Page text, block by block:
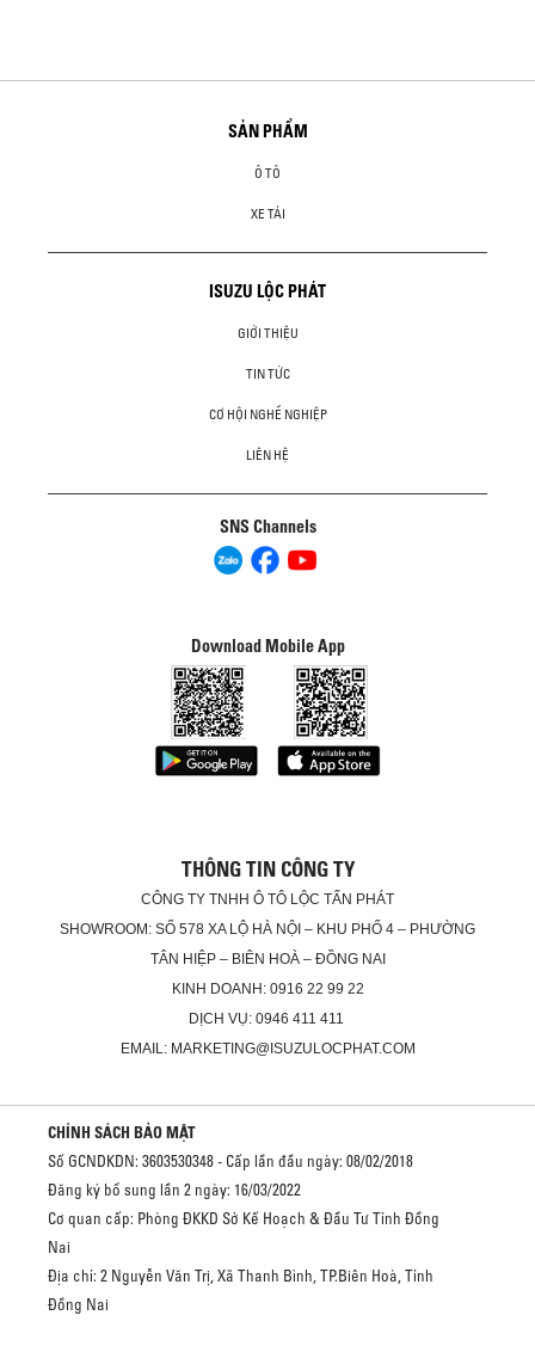
SẢN PHẨM
Ô TÔ
XE TẢI
ISUZU LỘC PHÁT
GIỚI THIỆU
TIN TỨC
CƠ HỘI NGHỀ NGHIỆP
LIÊN HỆ
SNS Channels
Download Mobile App
THÔNG TIN CÔNG TY
CÔNG TY TNHH Ô TÔ LỘC TẤN PHÁT
SHOWROOM: SỐ 578 XA LỘ HÀ NỘI – KHU PHỐ 4 – PHƯỜNG
TÂN HIỆP – BIÊN HOÀ – ĐỒNG NAI
KINH DOANH: 0916 22 99 22
DỊCH VỤ: 0946 411 411
EMAIL: MARKETING@ISUZULOCPHAT.COM
CHÍNH SÁCH BẢO MẬT
Số GCNDKDN: 3603530348 - Cấp lần đầu ngày: 08/02/2018
Đăng ký bổ sung lần 2 ngày: 16/03/2022
Cơ quan cấp: Phòng ĐKKD Sở Kế Hoạch & Đầu Tư Tỉnh Đồng
Nai
Địa chỉ: 2 Nguyễn Văn Trị, Xã Thanh Bình, TP.Biên Hoà, Tỉnh
Đồng Nai